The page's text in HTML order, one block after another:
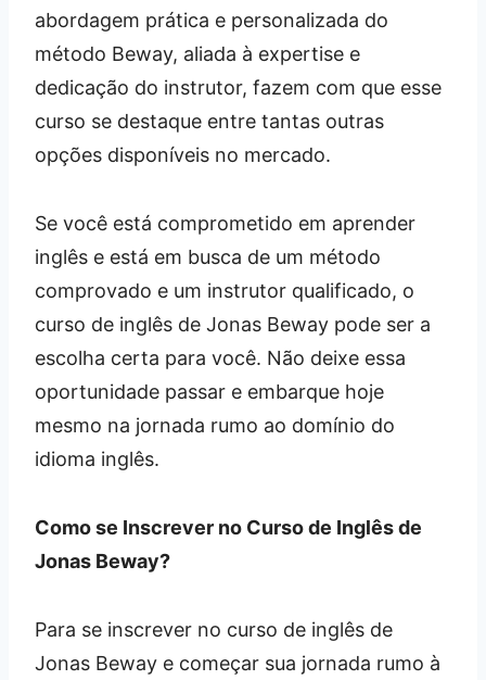
abordagem prática e personalizada do
método Beway, aliada à expertise e
dedicação do instrutor, fazem com que esse
curso se destaque entre tantas outras
opções disponíveis no mercado.
Se você está comprometido em aprender
inglês e está em busca de um método
comprovado e um instrutor qualificado, o
curso de inglês de Jonas Beway pode ser a
escolha certa para você. Não deixe essa
oportunidade passar e embarque hoje
mesmo na jornada rumo ao domínio do
idioma inglês.
Como se Inscrever no Curso de Inglês de
Jonas Beway?
Para se inscrever no curso de inglês de
Jonas Beway e começar sua jornada rumo à